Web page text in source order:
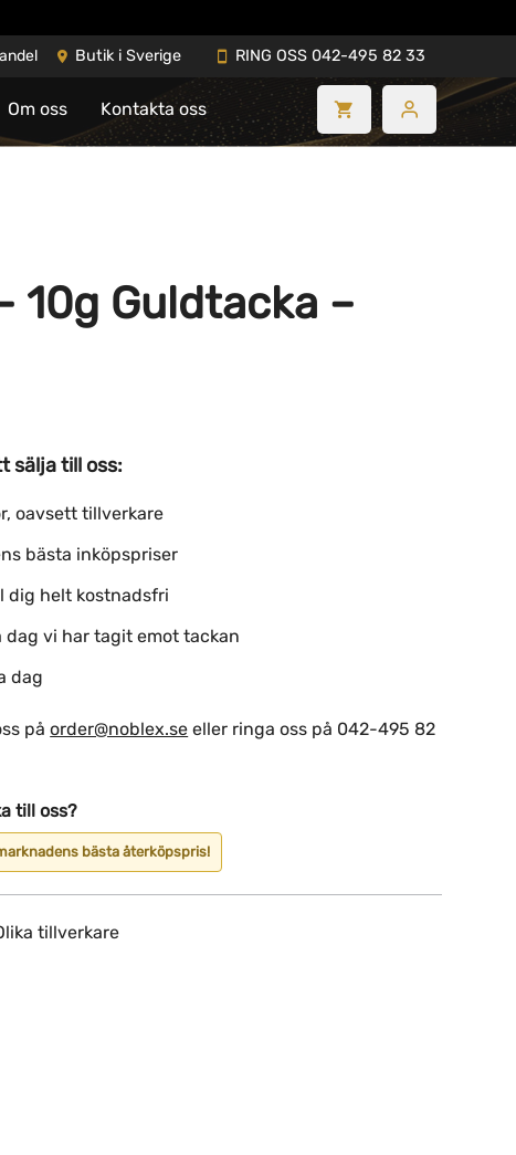
Butik i Sverige RING OSS 042-495 82 33
Om oss Kontakta oss
10g Guldtacka –
sälja till oss:
oavsett tillverkare
bästa inköpspriser
dig helt kostnadsfri
dag vi har tagit emot tackan
dag
påorder@noblex.se eller ringa oss på 042-495 82
till oss?
bästa återköpspris!
tillverkare